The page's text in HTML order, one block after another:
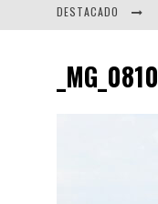
DESTACADO
_MG_0810